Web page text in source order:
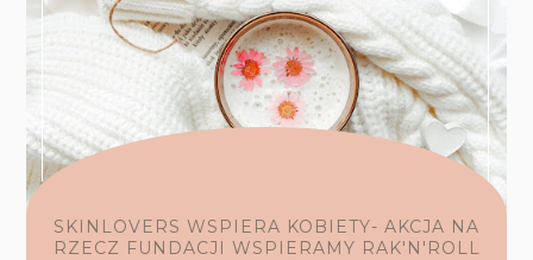
SKINLOVERS WSPIERA KOBIETY- AKCJA NA
RZECZ FUNDACJI WSPIERAMY RAK'N'ROLL